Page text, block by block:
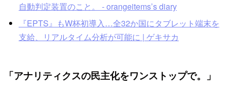
自動判定装置のこと。 - orangeitems’s diary
『EPTS』もW杯初導入…全32か国にタブレット端末を
支給、リアルタイム分析が可能に | ゲキサカ
「アナリティクスの民主化をワンストップで。」